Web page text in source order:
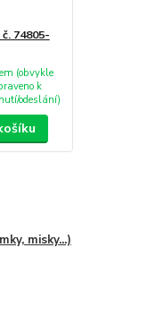
74805-
(obvykle
k
odeslání)
misky...)